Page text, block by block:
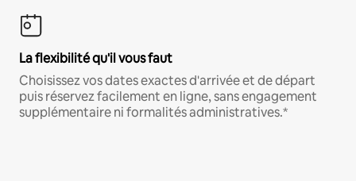
La flexibilité qu'il vous faut
Choisissez vos dates exactes d'arrivée et de départ
puis réservez facilement en ligne, sans engagement
supplémentaire ni formalités administratives.*